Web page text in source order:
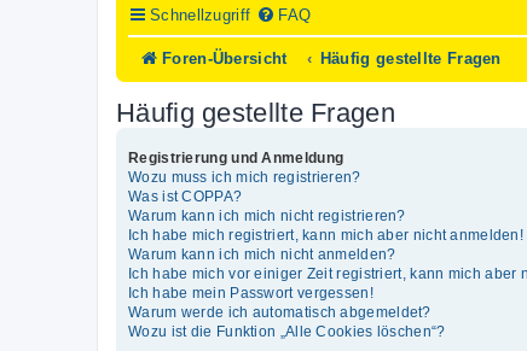
Schnellzugriff FAQ
Foren-Übersicht Häufig gestellte Fragen
Häufig gestellte Fragen
Registrierung und Anmeldung
Wozu muss ich mich registrieren?
Was ist COPPA?
Warum kann ich mich nicht registrieren?
Ich habe mich registriert, kann mich aber nicht anmelden!
Warum kann ich mich nicht anmelden?
Ich habe mich vor einiger Zeit registriert, kann mich aber
Ich habe mein Passwort vergessen!
Warum werde ich automatisch abgemeldet?
Wozu ist die Funktion „Alle Cookies löschen“?